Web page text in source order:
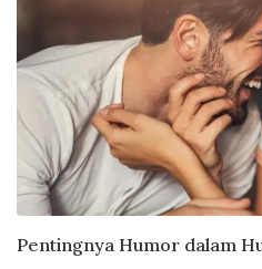
Pentingnya Humor dalam